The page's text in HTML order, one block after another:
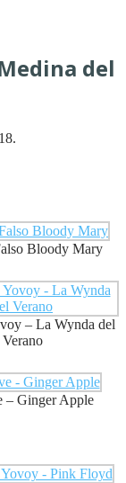
del
Bloody Mary
– La Wynda del
Verano
– Ginger Apple